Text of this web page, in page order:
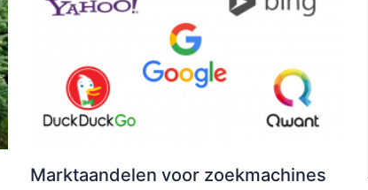
Marktaandelen voor zoekmachines